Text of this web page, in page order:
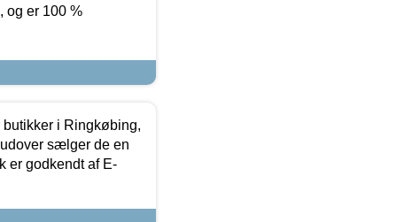
og er 100 %
i Ringkøbing,
sælger de en
er godkendt af E-